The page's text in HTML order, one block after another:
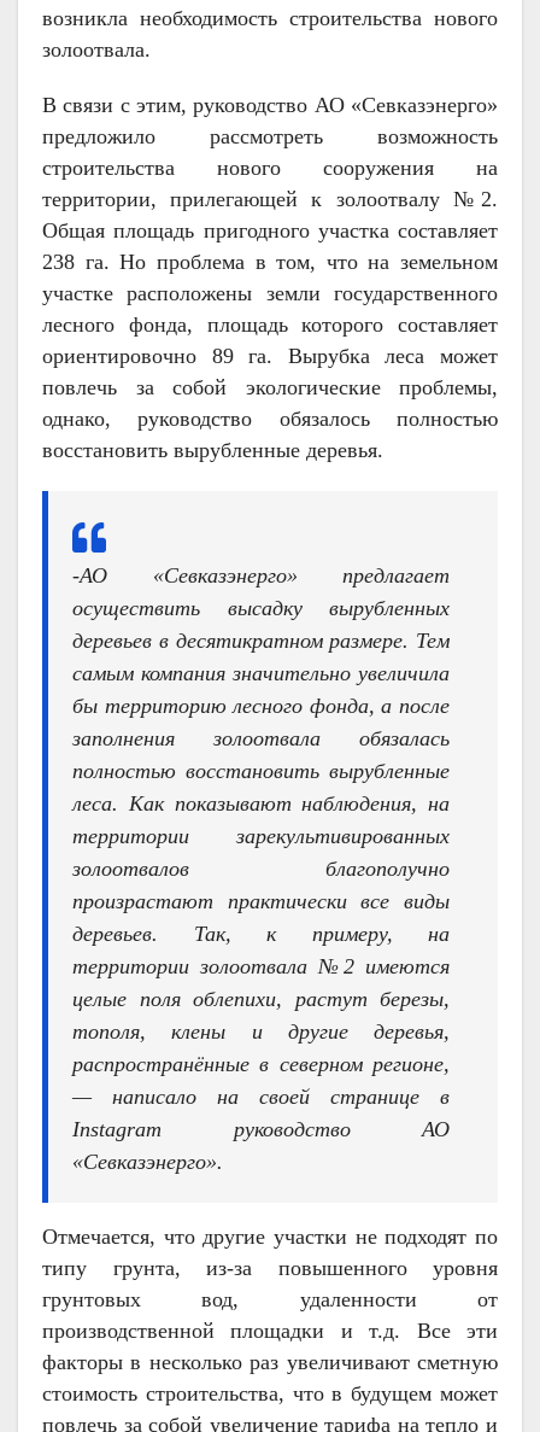
возникла необходимость строительства нового
золоотвала.
В связи с этим, руководство АО «Севказэнерго»
предложило рассмотреть возможность
строительства нового сооружения на
территории, прилегающей к золоотвалу №2.
Общая площадь пригодного участка составляет
238 га. Но проблема в том, что на земельном
участке расположены земли государственного
лесного фонда, площадь которого составляет
ориентировочно 89 га. Вырубка леса может
повлечь за собой экологические проблемы,
однако, руководство обязалось полностью
восстановить вырубленные деревья.
-АО «Севказэнерго» предлагает
осуществить высадку вырубленных
деревьев в десятикратном размере. Тем
самым компания значительно увеличила
бы территорию лесного фонда, а после
заполнения золоотвала обязалась
полностью восстановить вырубленные
леса. Как показывают наблюдения, на
территории зарекультивированных
золоотвалов благополучно
произрастают практически все виды
деревьев. Так, к примеру, на
территории золоотвала №2 имеются
целые поля облепихи, растут березы,
тополя, клены и другие деревья,
распространённые в северном регионе,
— написало на своей странице в
Instagram руководство АО
«Севказэнерго».
Отмечается, что другие участки не подходят по
типу грунта, из-за повышенного уровня
грунтовых вод, удаленности от
производственной площадки и т.д. Все эти
факторы в несколько раз увеличивают сметную
стоимость строительства, что в будущем может
повлечь за собой увеличение тарифа на тепло и